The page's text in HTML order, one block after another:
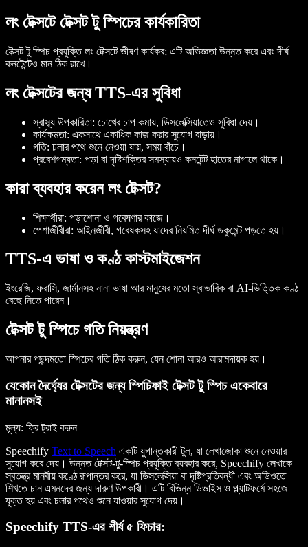
লং টেক্সটে টেক্সট টু স্পিচের কার্যকারিতা
টেক্সট টু স্পিচ প্রযুক্তি লং টেক্সটে ভীষণ কার্যকর; এটি অভিজ্ঞতা উন্নত করে এবং দীর্ঘ
কনটেন্টেও মান ঠিক রাখে।
লং টেক্সটের জন্য TTS-এর সুবিধা
স্বাস্থ্য উপকারিতা: চোখের চাপ কমায়, ডিসলেক্সিয়াতেও সুবিধা দেয়।
কার্যক্ষমতা: একসাথে একাধিক কাজ করার সুযোগ বাড়ায়।
গতি: চলার পথে শুনে নেওয়া যায়, সময় বাঁচে।
প্রবেশগম্যতা: পড়া বা দৃষ্টিশক্তির সমস্যায়ও কনটেন্ট হাতের নাগালে থাকে।
কারা ব্যবহার করেন লং টেক্সট?
শিক্ষার্থীরা: পড়াশোনা ও গবেষণার কাজে।
পেশাজীবীরা: আইনজীবী, গবেষকসহ যাদের নিয়মিত দীর্ঘ ডকুমেন্ট পড়তে হয়।
TTS-এ ভাষা ও কণ্ঠ কাস্টমাইজেশন
ইংরেজি, ফরাসি, জার্মানসহ নানা ভাষা আর মানুষের মতো স্বাভাবিক বা AI-ভিত্তিক কণ্ঠ
বেছে নিতে পারেন।
টেক্সট টু স্পিচে গতি নিয়ন্ত্রণ
আপনার পছন্দমতো স্পিচের গতি ঠিক করুন, যেন শোনা আরও আরামদায়ক হয়।
যেকোন দৈর্ঘ্যের টেক্সটের জন্য স্পিচিফাই টেক্সট টু স্পিচ একেবারে
মানানসই
মূল্য: ফ্রি ট্রাই করুন
Speechify Text to Speech একটি যুগান্তকারী টুল, যা লেখাজোকা শুনে নেওয়ার
সুযোগ করে দেয়। উন্নত টেক্সট-টু-স্পিচ প্রযুক্তি ব্যবহার করে, Speechify লেখাকে
স্বতন্ত্র মানবীয় কণ্ঠে রূপান্তর করে, যা ডিসলেক্সিয়া বা দৃষ্টিপ্রতিবন্ধী এবং অডিওতে
শিখতে চান এমনদের জন্য দারুণ উপকারী। এটি বিভিন্ন ডিভাইস ও প্ল্যাটফর্মে সহজে
যুক্ত হয় এবং চলার পথেও শুনে যাওয়ার সুযোগ দেয়।
Speechify TTS-এর শীর্ষ ৫ ফিচার: